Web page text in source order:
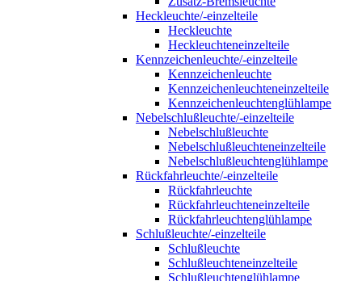
Heckleuchte/-einzelteile
Heckleuchte
Heckleuchteneinzelteile
Kennzeichenleuchte/-einzelteile
Kennzeichenleuchte
Kennzeichenleuchteneinzelteile
Kennzeichenleuchtenglühlampe
Nebelschlußleuchte/-einzelteile
Nebelschlußleuchte
Nebelschlußleuchteneinzelteile
Nebelschlußleuchtenglühlampe
Rückfahrleuchte/-einzelteile
Rückfahrleuchte
Rückfahrleuchteneinzelteile
Rückfahrleuchtenglühlampe
Schlußleuchte/-einzelteile
Schlußleuchte
Schlußleuchteneinzelteile
Schlußleuchtenglühlampe